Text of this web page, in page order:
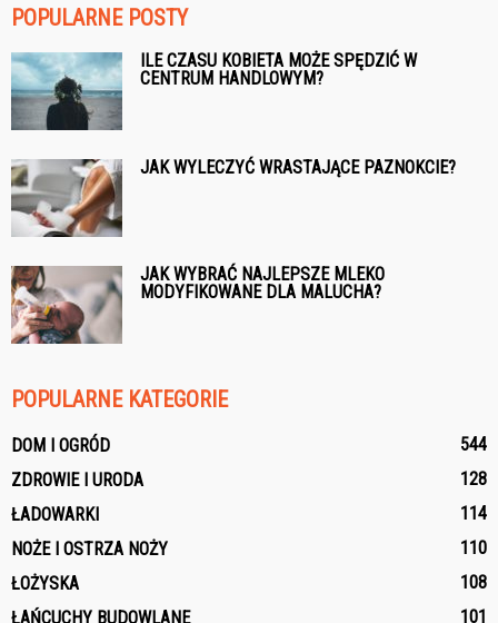
POPULARNE POSTY
ILE CZASU KOBIETA MOŻE SPĘDZIĆ W
CENTRUM HANDLOWYM?
JAK WYLECZYĆ WRASTAJĄCE PAZNOKCIE?
JAK WYBRAĆ NAJLEPSZE MLEKO
MODYFIKOWANE DLA MALUCHA?
POPULARNE KATEGORIE
DOM I OGRÓD
544
ZDROWIE I URODA
128
ŁADOWARKI
114
NOŻE I OSTRZA NOŻY
110
ŁOŻYSKA
108
ŁAŃCUCHY BUDOWLANE
101